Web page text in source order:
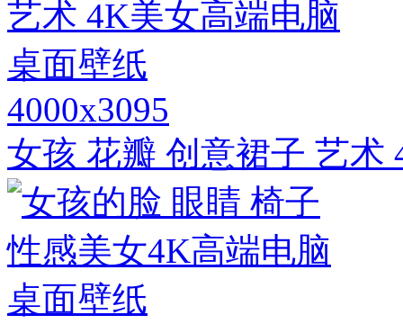
4000x3095
女孩 花瓣 创意裙子 艺术